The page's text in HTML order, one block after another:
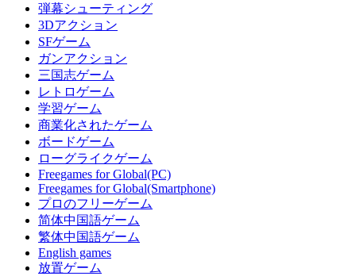
弾幕シューティング
3Dアクション
SFゲーム
ガンアクション
三国志ゲーム
レトロゲーム
学習ゲーム
商業化されたゲーム
ボードゲーム
ローグライクゲーム
Freegames for Global(PC)
Freegames for Global(Smartphone)
プロのフリーゲーム
简体中国語ゲーム
繁体中国語ゲーム
English games
放置ゲーム